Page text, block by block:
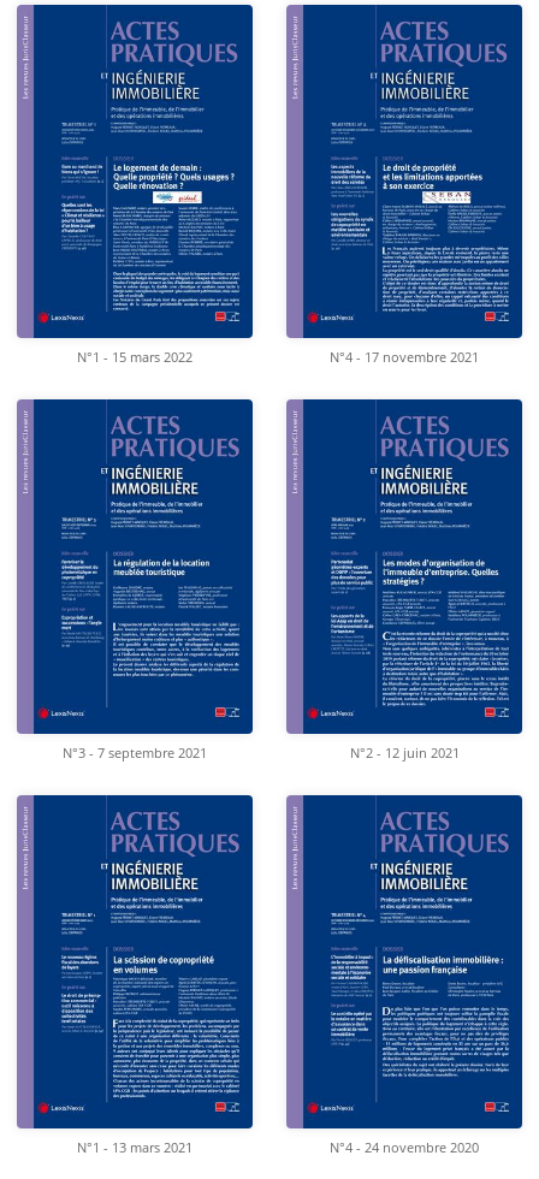
N°1 - 15 mars 2022 N°4 - 17 novembre 2021
N°3 - 7 septembre 2021 N°2 - 12 juin 2021
N°1 - 13 mars 2021 N°4 - 24 novembre 2020